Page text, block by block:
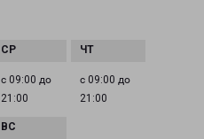
с 09:00 до
21:00
с 09:00 до
21:00